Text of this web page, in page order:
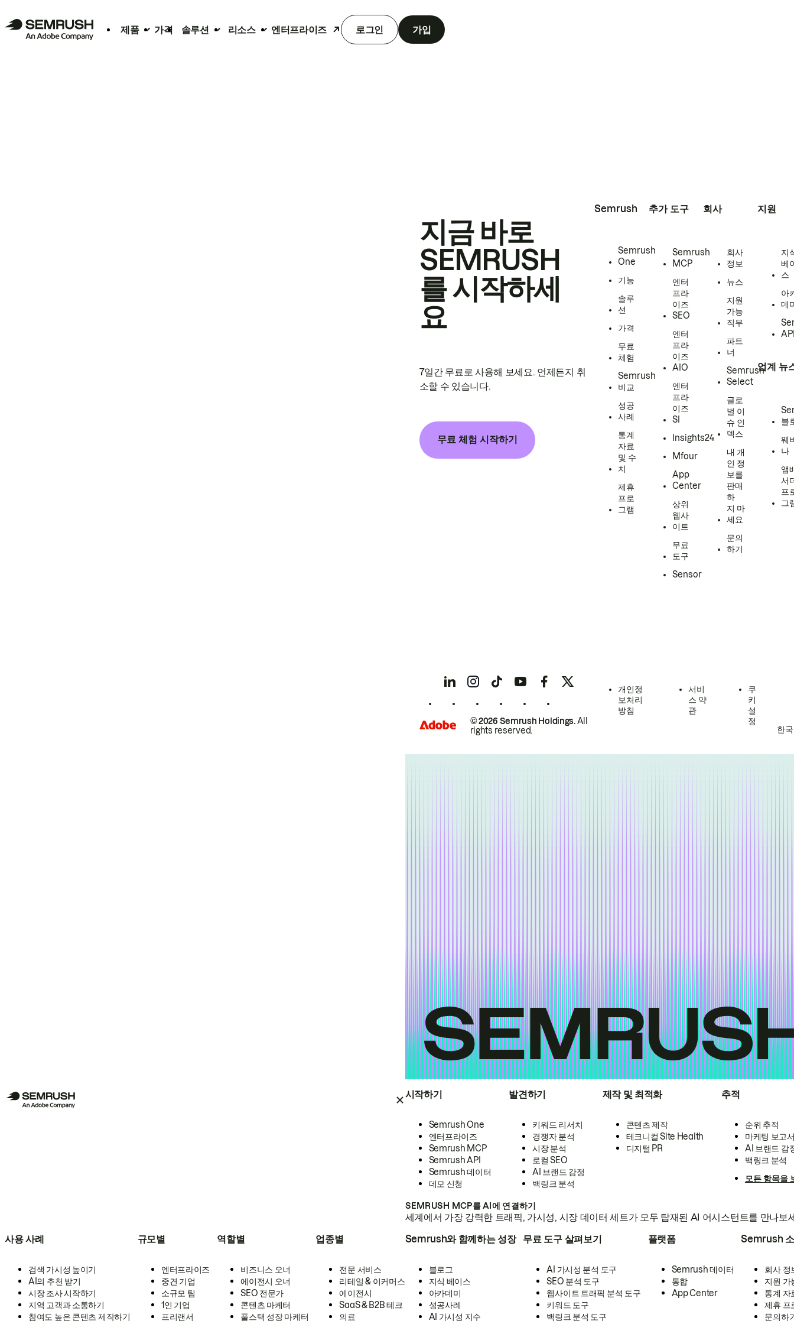
제품 가격 솔루션 리소스 엔터프라이즈 로그인 가입
시작하기
Semrush One
엔터프라이즈
Semrush MCP
Semrush API
Semrush 데이터
데모 신청
발견하기
키워드 리서치
경쟁자 분석
시장 분석
로컬 SEO
AI 브랜드 감정
백링크 분석
제작 및 최적화
콘텐츠 제작
테크니컬 Site Health
디지털 PR
추적
순위 추적
마케팅 보고
AI 브랜드 감
백링크 분석
모든 항목을
SEMRUSH MCP를 AI에 연결하기
세계에서 가장 강력한 트래픽, 가시성, 시장 데이터 세트가 모두 탑재된 AI 어시스턴트를 만나보
사용 사례
검색 가시성 높이기
AI의 추천 받기
시장 조사 시작하기
지역 고객과 소통하기
참여도 높은 콘텐츠 제작하기
규모별
엔터프라이즈
중견 기업
소규모 팀
1인 기업
프리랜서
역할별
비즈니스 오너
에이전시 오너
SEO 전문가
콘텐츠 마케터
풀스택 성장 마케터
업종별
전문 서비스
리테일 & 이커머스
에이전시
SaaS & B2B 테크
의료
Semrush와 함께하는 성장
블로그
지식 베이스
아카데미
성공사례
AI 가시성 지수
무료 도구 살펴보기
AI 가시성 분석 도구
SEO 분석 도구
웹사이트 트래픽 분석 도구
키워드 도구
백링크 분석 도구
플랫폼
Semrush 데이터
통합
App Center
Semrush
회사 정
지원 가
통계 자
제휴 프
문의하
지금 바로
SEMRUSH
를 시작하세
요
7일간 무료로 사용해 보세요. 언제든지 취
소할 수 있습니다.
무료 체험 시작하기
Semrush
Semrush
One
기능
솔루
션
가격
무료
체험
Semrush
비교
성공
사례
통계
자료
및 수
치
제휴
프로
그램
추가 도구
Semrush
MCP
엔터
프라
이즈
SEO
엔터
프라
이즈
AIO
엔터
프라
이즈
SI
Insights24
Mfour
App
Center
상위
웹사
이트
무료
도구
Sensor
회사
회사
정보
뉴스
지원
가능
직무
파트
너
Semrush
Select
글로
벌 이
슈 인
덱스
내 개
인 정
보를
판매
하
지 마
세요
문의
하기
지원
지
베
스
아
데
업계 뉴
블
웨
나
앰
서
프
그
© 2026 Semrush Holdings.All
rights reserved.
개인정
보처리
방침
서비
스 약
관
쿠
키
설
정
한